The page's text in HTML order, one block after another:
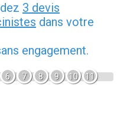
3 devis
dans votre
engagement.
6 7 8 9 10 11